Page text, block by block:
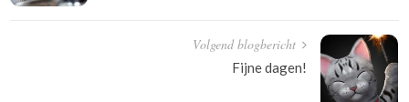
Volgend blogbericht
Fijne dagen!